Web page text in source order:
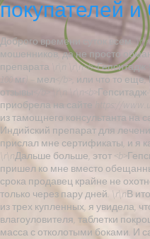
покупателей
Доброго времени суток всем.
мошенников, да не просто
препарата \r\n
100 мг) – мел</b>, или что то
отзывы</b> \r\n
приобрела на сайте https://
из тамощнего консультанта на
Индийский препарат для
прислал мне сертификаты, и я
\r\nДальше больше, этот
пришел ко мне вместо
срока продавец крайне не
только через пару дней. \r\nВ
из трех купленных, я увидела,
влагоуловителя, таблетки
масса с отколотыми боками. И